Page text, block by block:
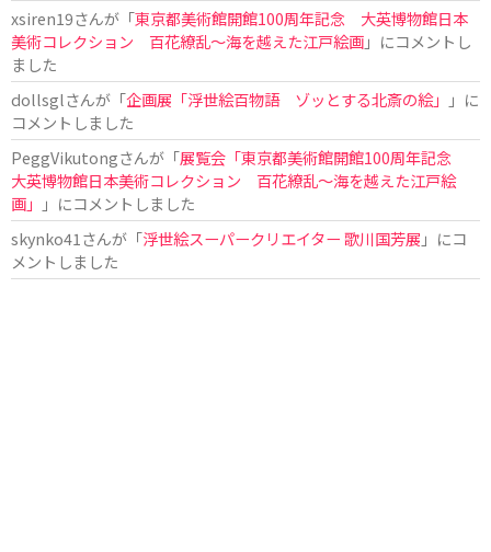
xsiren19さんが「東京都美術館開館100周年記念 大英博物館日本
美術コレクション 百花繚乱～海を越えた江戸絵画」にコメントし
ました
dollsglさんが「企画展「浮世絵百物語 ゾッとする北斎の絵」
」に
コメントしました
PeggVikutongさんが「展覧会「東京都美術館開館100周年記念
大英博物館日本美術コレクション 百花繚乱〜海を越えた江戸絵
画」
」にコメントしました
skynko41 さんが「浮世絵スーパークリエイター 歌川国芳展 」にコ
メントしました